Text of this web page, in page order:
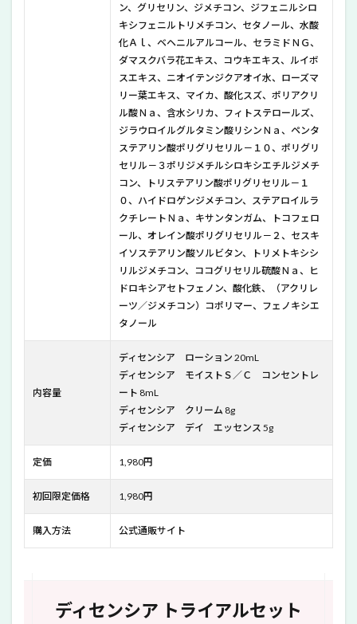
ン、グリセリン、ジメチコン、ジフェニルシロ
キシフェニルトリメチコン、セタノール、水酸
化Ａｌ、ベヘニルアルコール、セラミドＮＧ、
ダマスクバラ花エキス、コウキエキス、ルイボ
スエキス、ニオイテンジクアオイ水、ローズマ
リー葉エキス、マイカ、酸化スズ、ポリアクリ
ル酸Ｎａ、含水シリカ、フィトステロールズ、
ジラウロイルグルタミン酸リシンＮａ、ペンタ
ステアリン酸ポリグリセリル－１０、ポリグリ
セリル－３ポリジメチルシロキシエチルジメチ
コン、トリステアリン酸ポリグリセリル－１
０、ハイドロゲンジメチコン、ステアロイルラ
クチレートＮａ、キサンタンガム、トコフェロ
ール、オレイン酸ポリグリセリル－２、セスキ
イソステアリン酸ソルビタン、トリメトキシシ
リルジメチコン、ココグリセリル硫酸Ｎａ、ヒ
ドロキシアセトフェノン、酸化鉄、（アクリレ
ーツ／ジメチコン）コポリマー、フェノキシエ
タノール
内容量
ディセンシア ローション 20mL
ディセンシア モイストＳ／Ｃ コンセントレ
ート 8mL
ディセンシア クリーム 8g
ディセンシア デイ エッセンス 5g
定価 1,980円
初回限定価格 1,980円
購入方法 公式通販サイト
ディセンシア トライアルセット